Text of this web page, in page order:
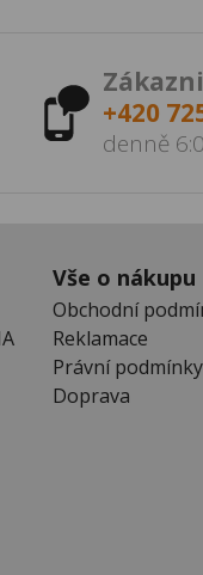
+420
denně
Vše o nákupu
Obchodní
Reklamace
Právní podmínky
Doprava